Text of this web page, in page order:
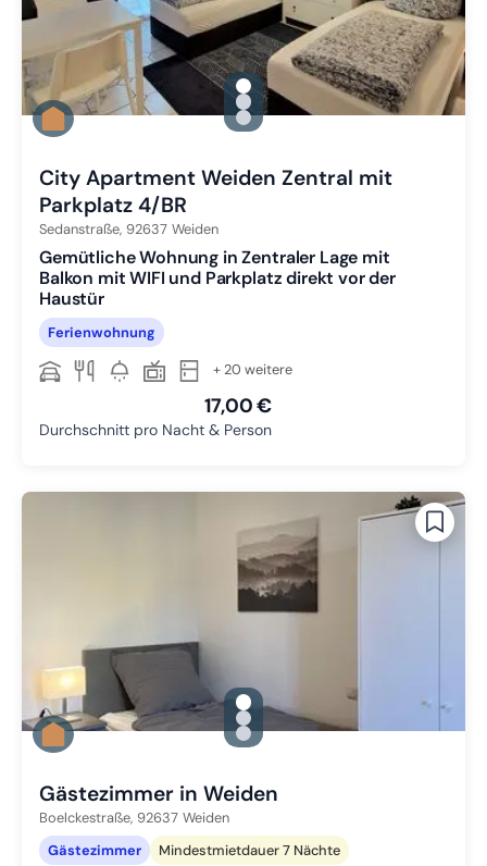
gallery.slide_selector
Zu Slide 1 wechseln
Zu Slide 2 wechseln
Zu Slide 3 wechseln
City Apartment Weiden Zentral mit
Parkplatz 4/BR
Sedanstraße, 92637 Weiden
Gemütliche Wohnung in Zentraler Lage mit
Balkon mit WIFI und Parkplatz direkt vor der
Haustür
Ferienwohnung
+ 20 weitere
17,00 €
Durchschnitt pro Nacht & Person
gallery.slide_selector
Zu Slide 1 wechseln
Zu Slide 2 wechseln
Zu Slide 3 wechseln
Gästezimmer in Weiden
Boelckestraße, 92637 Weiden
Gästezimmer
Mindestmietdauer 7 Nächte